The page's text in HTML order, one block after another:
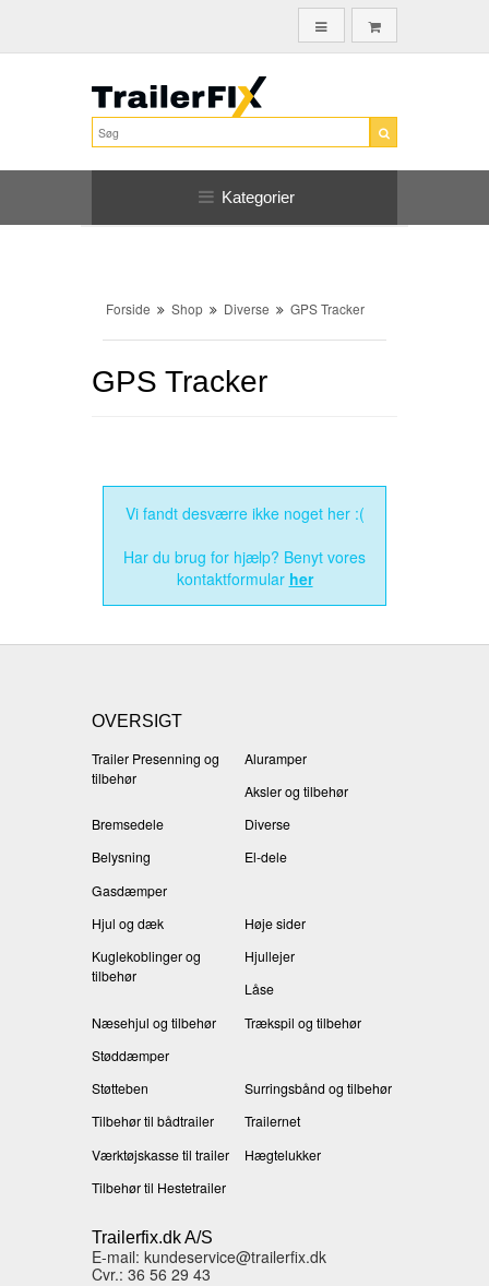
Kategorier
Forside Shop Diverse GPS Tracker
GPS Tracker
Vi fandt desværre ikke noget her :(
Har du brug for hjælp? Benyt vores
kontaktformular her
OVERSIGT
Trailer Presenning og
tilbehør
Aluramper
Aksler og tilbehør
Bremsedele
Diverse
Belysning
El-dele
Gasdæmper
Hjul og dæk
Høje sider
Kuglekoblinger og
tilbehør
Hjullejer
Låse
Næsehjul og tilbehør
Trækspil og tilbehør
Støddæmper
Støtteben
Surringsbånd og tilbehør
Tilbehør til bådtrailer
Trailernet
Værktøjskasse til trailer
Hægtelukker
Tilbehør til Hestetrailer
Trailerfix.dk A/S
E-mail: kundeservice@trailerfix.dk
Cvr.: 36 56 29 43